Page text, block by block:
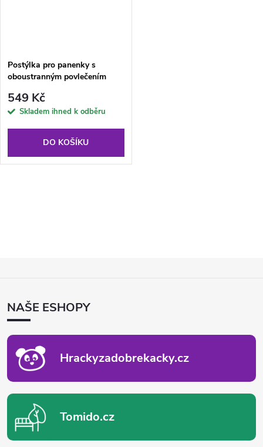
Postýlka pro panenky s
oboustranným povlečením
549 Kč
Skladem ihned k odběru
DO KOŠÍKU
a
c
p
v
ANAŠE ESHOPY
Hrackyzadobrekacky.cz
Tomido.cz